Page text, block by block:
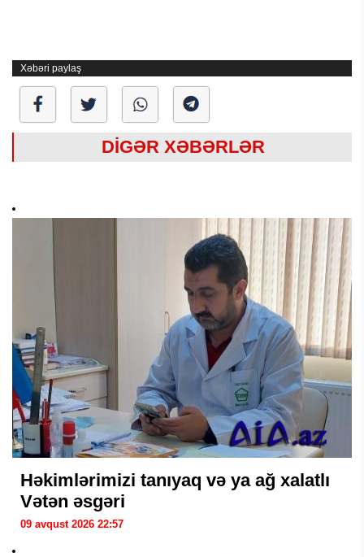
Xəbəri paylaş
DİGƏR XƏBƏRLƏR
Həkimlərimizi tanıyaq və ya ağ xalatlı
Vətən əsgəri
09 avqust 2026 22:57